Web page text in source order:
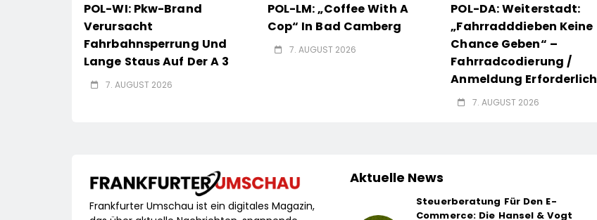
POL-WI: Pkw-Brand
Verursacht
Fahrbahnsperrung Und
Lange Staus Auf Der A 3
7. AUGUST 2026
POL-LM: „Coffee With A
Cop“ In Bad Camberg
7. AUGUST 2026
POL-DA: Weiterstadt:
„Fahrradddieben Keine
Chance Geben“ –
Fahrradcodierung /
Anmeldung Erforderlich
7. AUGUST 2026
Frankfurter Umschau ist ein digitales Magazin,
Aktuelle News
Steuerberatung Für Den E-
Commerce: Die Hansel & Vogt